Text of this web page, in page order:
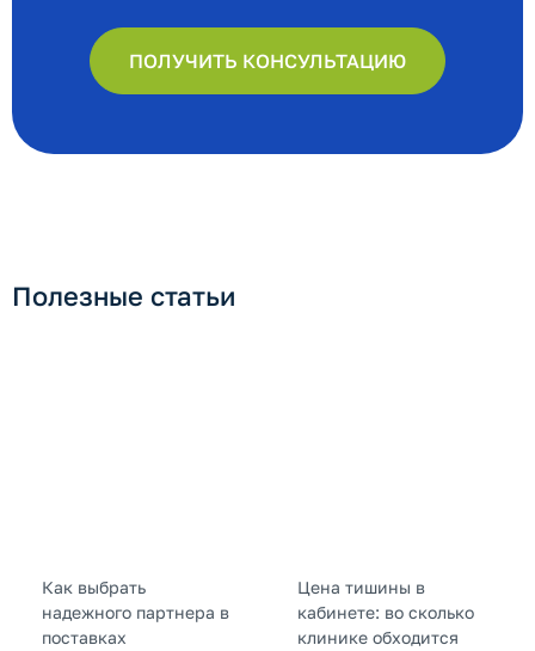
ПОЛУЧИТЬ КОНСУЛЬТАЦИЮ
Полезные статьи
Как выбрать
надежного партнера в
поставках
Цена тишины в
кабинете: во сколько
клинике обходится